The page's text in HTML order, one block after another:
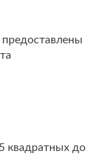
квадратных до